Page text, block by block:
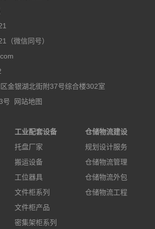
（微信同号）
金银湖北街附37号综合楼302室
号
网站地图
工业配套设备
托盘厂家
搬运设备
工位器具
文件柜系列
文件柜产品
密集架柜系列
仓储物流建设
规划设计服务
仓储物流管理
仓储物流外包
仓储物流工程